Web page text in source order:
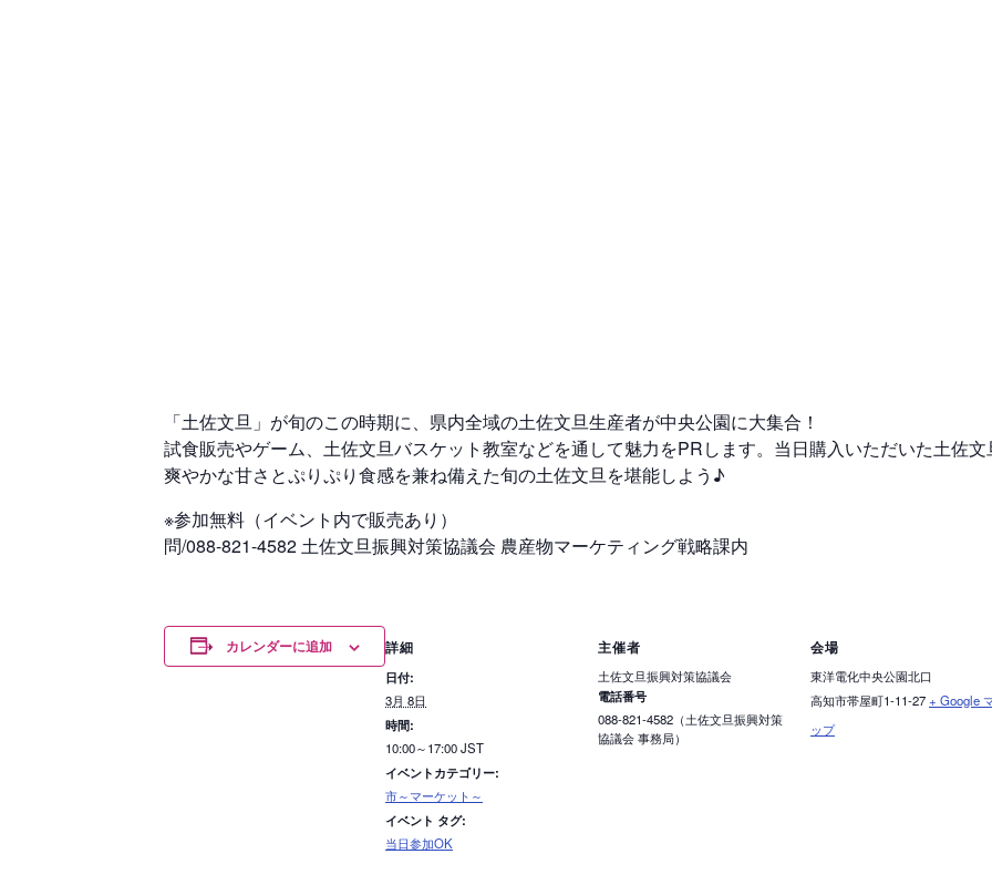
「⼟佐⽂旦」が旬のこの時期に、県内全域の⼟佐⽂旦⽣産者が中央公園に⼤集合！
試⾷販売やゲーム、⼟佐⽂旦バスケット教室などを通して魅⼒をPRします。当⽇購⼊いただいた⼟佐⽂
爽やかな⽢さとぷりぷり⾷感を兼ね備えた旬の⼟佐⽂旦を堪能しよう♪
※参加無料（イベント内で販売あり）
問/088-821-4582 土佐文旦振興対策協議会 農産物マーケティング戦略課内
カレンダーに追加 詳細
日付:
3月 8日
時間:
10:00～17:00JST
イベントカテゴリー:
市～マーケット～
イベント タグ:
当日参加OK
主催者
土佐文旦振興対策協議会
電話番号
088-821-4582（土佐文旦振興対策
協議会 事務局）
会場
東洋電化中央公園北口
高知市帯屋町1-11-27+ Google
ップ